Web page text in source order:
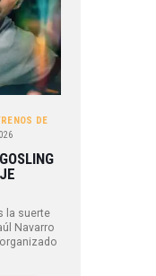
DE
la suerte
Navarro